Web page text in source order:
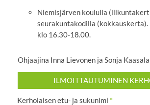
Niemisjärven koululla
seurakuntakodilla
klo 16.30-18.00.
Ohjaajina Inna Lievonen ja Sonja
ILMOITTAUTUMINEN
Kerholaisen etu- ja sukunimi *